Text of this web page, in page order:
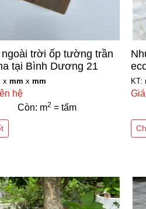
trời ốp tường trần
tại Bình Dương 21
x mm x mm
hệ
Còn: m2 = tấm
KT: